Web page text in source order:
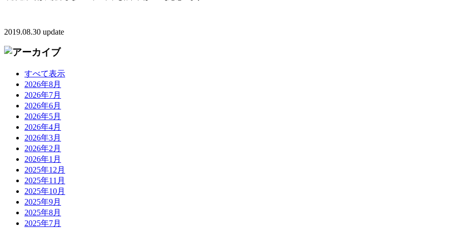
2019.08.30 update
すべて表示
2026年8月
2026年7月
2026年6月
2026年5月
2026年4月
2026年3月
2026年2月
2026年1月
2025年12月
2025年11月
2025年10月
2025年9月
2025年8月
2025年7月